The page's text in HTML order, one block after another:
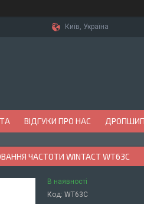
Київ, Україна
ВІДГУКИ ПРО НАС
ЧАСТОТИ WINTACT WT63C
В наявності
Код: WT63C